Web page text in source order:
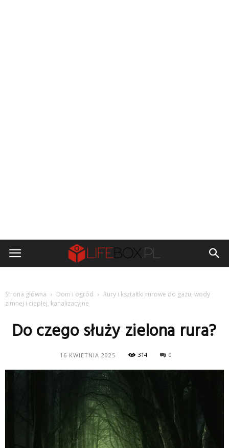
Strona główna Dom i ogród
Rury i kształtki rurowe do gazu, wody
zimnej i ciepłej, kanalizacyjne
Do czego służy zielona rura?
16 KWIETNIA 2025 314 0